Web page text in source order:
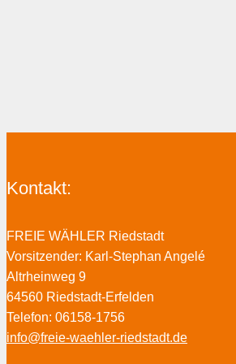
Kontakt:
FREIE WÄHLER Riedstadt
Vorsitzender: Karl-Stephan Angelé
Altrheinweg 9
64560 Riedstadt-Erfelden
Telefon: 06158-1756
info@freie-waehler-riedstadt.de